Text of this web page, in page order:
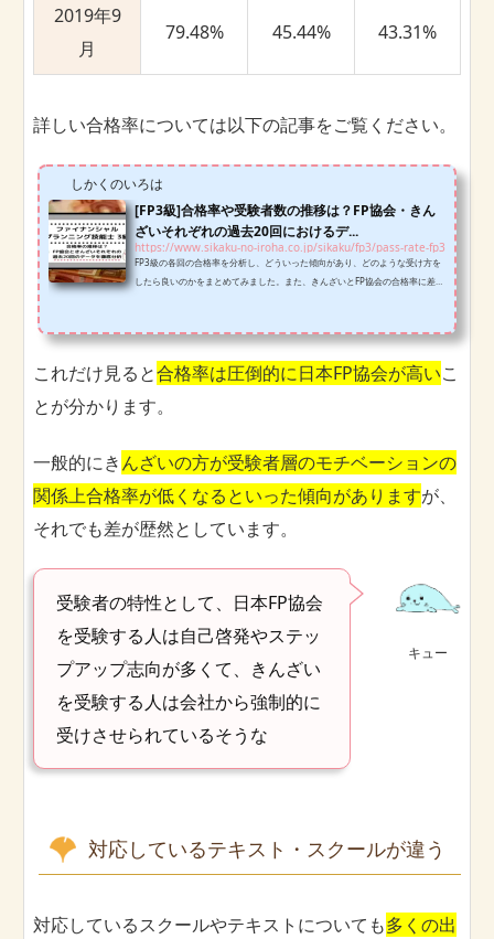
2019年9
月
79.48% 45.44% 43.31%
詳しい合格率については以下の記事をご覧ください。
しかくのいろは
[FP3級]合格率や受験者数の推移は？FP協会・きん
ざいそれぞれの過去20回におけるデ...
https://www.sikaku-no-iroha.co.jp/sikaku/fp3/pass-rate-fp3
FP3級の各回の合格率を分析し、どういった傾向があり、どのような受け方を
したら良いのかをまとめてみました。また、きんざいとFP協会の合格率に差が
これだけ見ると合格率は圧倒的に日本FP協会が高いこ
とが分かります。
一般的にきんざいの方が受験者層のモチベーションの
関係上合格率が低くなるといった傾向がありますが、
それでも差が歴然としています。
キュー
受験者の特性として、日本FP協会
を受験する人は自己啓発やステッ
プアップ志向が多くて、きんざい
を受験する人は会社から強制的に
受けさせられているそうな
対応しているテキスト・スクールが違う
対応しているスクールやテキストについても多くの出